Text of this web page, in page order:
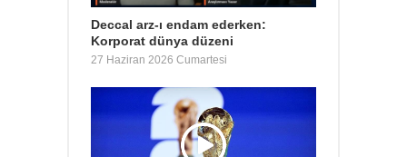
Deccal arz-ı endam ederken:
Korporat dünya düzeni
27 Haziran 2026 Cumartesi